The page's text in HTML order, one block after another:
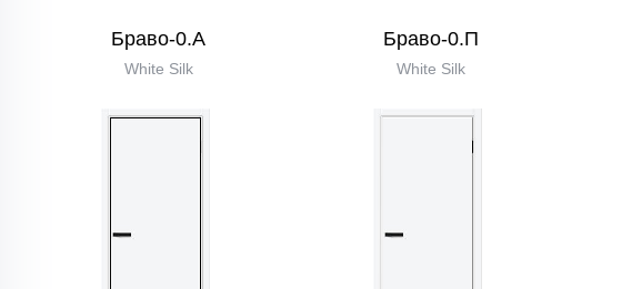
Браво-0.А
White Silk
Браво-0.П
White Silk